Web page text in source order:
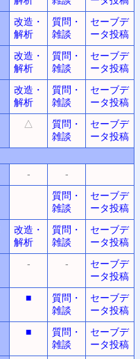
改造・
解析
質問・
雑談
セーブデ
ータ投稿
改造・
解析
質問・
雑談
セーブデ
ータ投稿
改造・
解析
質問・
雑談
セーブデ
ータ投稿
△
質問・
雑談
セーブデ
ータ投稿
-
-
質問・
雑談
セーブデ
ータ投稿
改造・
解析
質問・
雑談
セーブデ
ータ投稿
- -
セーブデ
ータ投稿
■
質問・
雑談
セーブデ
ータ投稿
■
質問・
雑談
セーブデ
ータ投稿